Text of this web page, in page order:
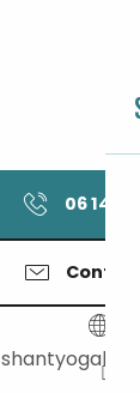
06 14